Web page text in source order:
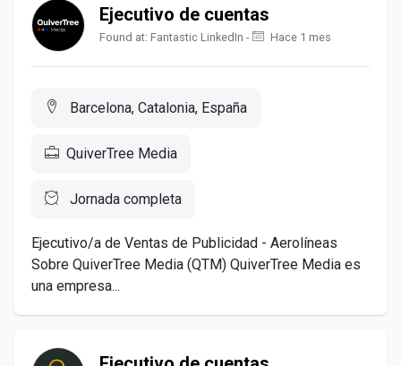
Ejecutivo de cuentas
Found at: Fantastic LinkedIn - Hace 1 mes
Barcelona, Catalonia, España
QuiverTree Media
Jornada completa
Ejecutivo/a de Ventas de Publicidad - Aerolíneas
Sobre QuiverTree Media (QTM) QuiverTree Media es
una empresa...